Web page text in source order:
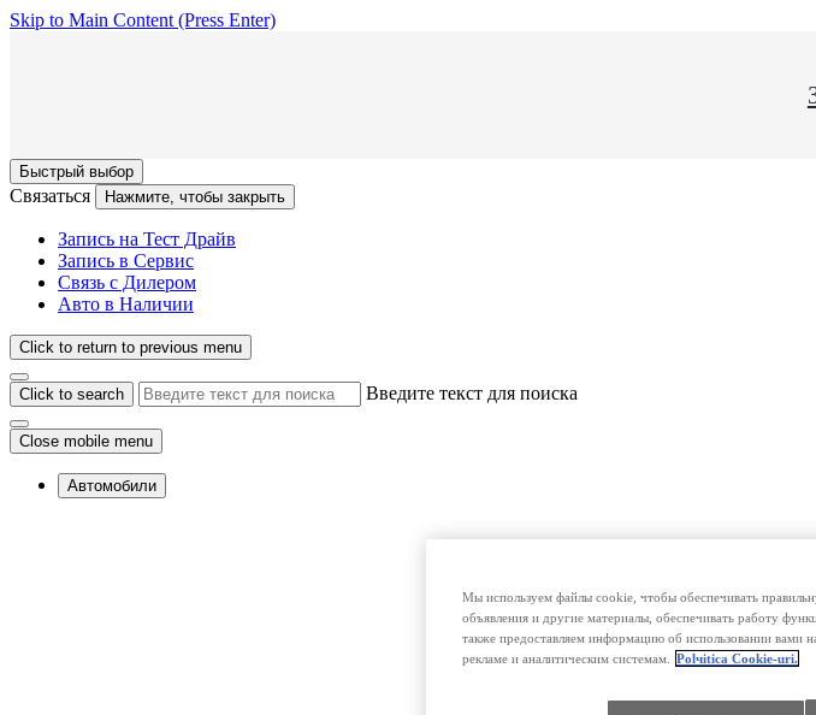
Skip to Main Content (Press Enter)
Быстрый выбор
Связаться Нажмите, чтобы закрыть
Запись на Тест Драйв
Запись в Сервис
Связь с Дилером
Авто в Наличии
Click to return to previous menu
Click to search Введите текст для поиска
Close mobile menu
Автомобили
Мы используем файлы cookie, чтобы обеспечивать
объявления и другие материалы, обеспечивать работу
также предоставляем информацию об использовании вами
рекламе и аналитическим системам.
Polчitica Cookie-uri.